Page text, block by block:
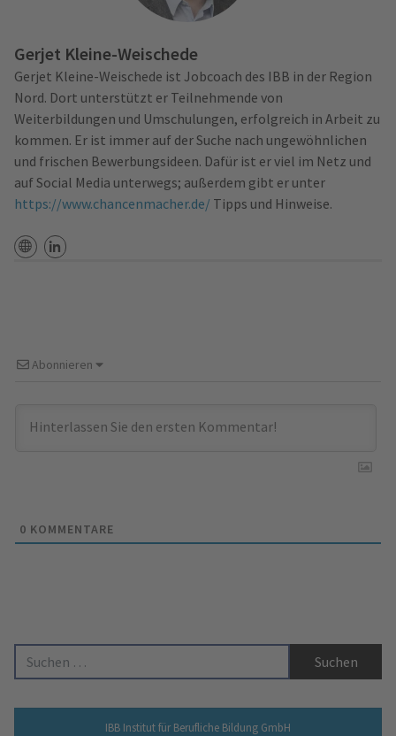
Gerjet Kleine-Weischede
Gerjet Kleine-Weischede ist Jobcoach des IBB in der Region
Nord. Dort unterstützt er Teilnehmende von
Weiterbildungen und Umschulungen, erfolgreich in Arbeit zu
kommen. Er ist immer auf der Suche nach ungewöhnlichen
und frischen Bewerbungsideen. Dafür ist er viel im Netz und
auf Social Media unterwegs; außerdem gibt er unter
https://www.chancenmacher.de/ Tipps und Hinweise.
WebsiteLinkedIn-Profil-URL
Abonnieren
0 KOMMENTARE
Suche nach:
IBB Institut für Berufliche Bildung GmbH